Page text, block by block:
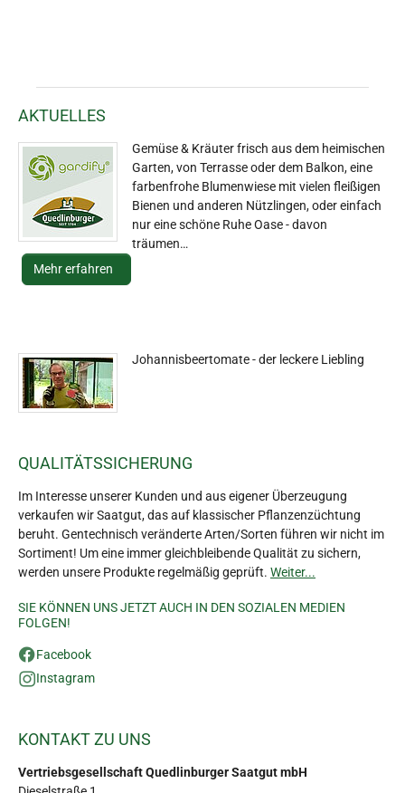
AKTUELLES
Gemüse & Kräuter frisch aus dem heimischen
Garten, von Terrasse oder dem Balkon, eine
farbenfrohe Blumenwiese mit vielen fleißigen
Bienen und anderen Nützlingen, oder einfach
nur eine schöne Ruhe Oase - davon
träumen…
Mehr erfahren
Johannisbeertomate - der leckere Liebling
QUALITÄTSSICHERUNG
Im Interesse unserer Kunden und aus eigener Überzeugung
verkaufen wir Saatgut, das auf klassischer Pflanzenzüchtung
beruht. Gentechnisch veränderte Arten/Sorten führen wir nicht im
Sortiment! Um eine immer gleichbleibende Qualität zu sichern,
werden unsere Produkte regelmäßig geprüft. Weiter...
SIE KÖNNEN UNS JETZT AUCH IN DEN SOZIALEN MEDIEN
FOLGEN!
Facebook
Instagram
KONTAKT ZU UNS
Vertriebsgesellschaft Quedlinburger Saatgut mbH